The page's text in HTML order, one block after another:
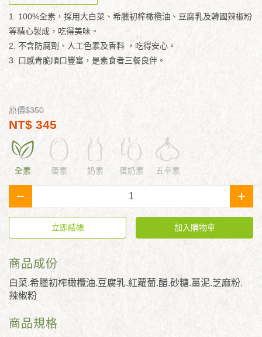
1. 100%全素，採用大白菜、希臘初榨橄欖油、豆腐乳及韓國辣椒粉
等精心製成，吃得美味。
2. 不含防腐劑、人工色素及香料 ，吃得安心。
3. 口感青脆順口豐富，是素食者三餐良伴。
原價$350
NT$ 345
全素 蛋素 奶素 蛋奶素 五辛素
- +
立即結帳 加入購物車
商品成份
白菜.希臘初榨橄欖油.豆腐乳.紅蘿蔔.醋.砂糖.薑泥.芝麻粉.
辣椒粉
商品規格